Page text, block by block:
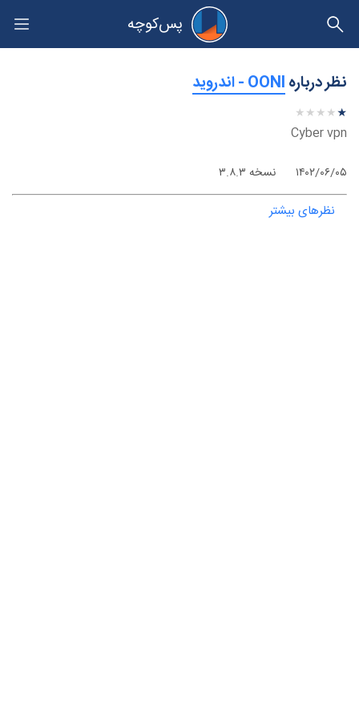
پس‌کوچه
حریم خصوصی
نظر درباره‫OONI - اندروید
★★★★★
★
★
★
★
★
Cyber vpn
۱۴۰۲/۰۶/۰۵ نسخه ۳.۸.۳
نظرهای بیشتر